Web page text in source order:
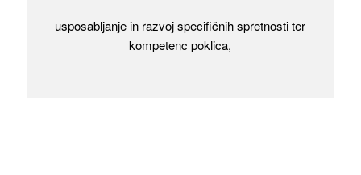
usposabljanje in razvoj specifičnih spretnosti ter
kompetenc poklica,